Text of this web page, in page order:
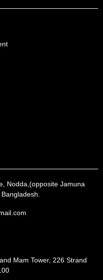
Nodda,(opposite Jamuna
Mam Tower, 226 Strand